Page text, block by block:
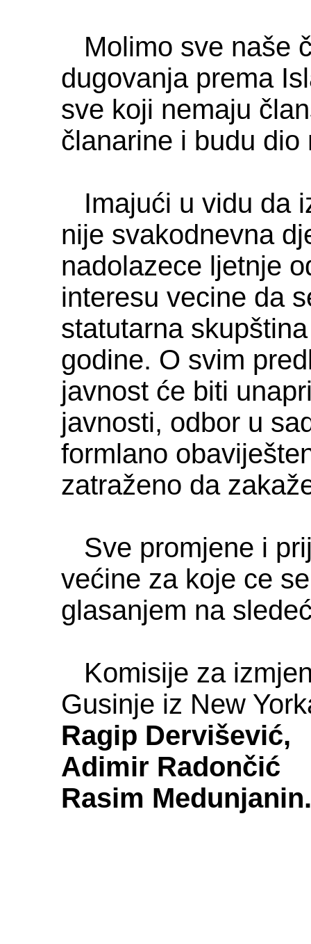
Molimo sve naše
dugovanja prema
sve koji nemaju
članarine i budu
Imajući u vidu da
nije svakodnevna
nadolazece ljetnje
interesu vecine da
statutarna
godine. O svim
javnost će biti
javnosti, odbor u
formlano
zatraženo da
Sve promjene i
većine za koje ce
glasanjem na
Komisije za
Gusinje iz New
Ragip Dervišević,
Adimir Radončić
Rasim Medunjanin.